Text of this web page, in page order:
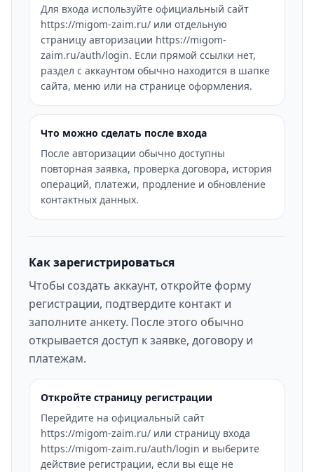
Для входа используйте официальный сайт
https://migom-zaim.ru/ или отдельную
страницу авторизации https://migom-
zaim.ru/auth/login. Если прямой ссылки нет,
раздел с аккаунтом обычно находится в шапке
сайта, меню или на странице оформления.
Что можно сделать после входа
После авторизации обычно доступны
повторная заявка, проверка договора, история
операций, платежи, продление и обновление
контактных данных.
Как зарегистрироваться
Чтобы создать аккаунт, откройте форму
регистрации, подтвердите контакт и
заполните анкету. После этого обычно
открывается доступ к заявке, договору и
платежам.
Откройте страницу регистрации
Перейдите на официальный сайт
https://migom-zaim.ru/ или страницу входа
https://migom-zaim.ru/auth/login и выберите
действие регистрации, если вы еще не